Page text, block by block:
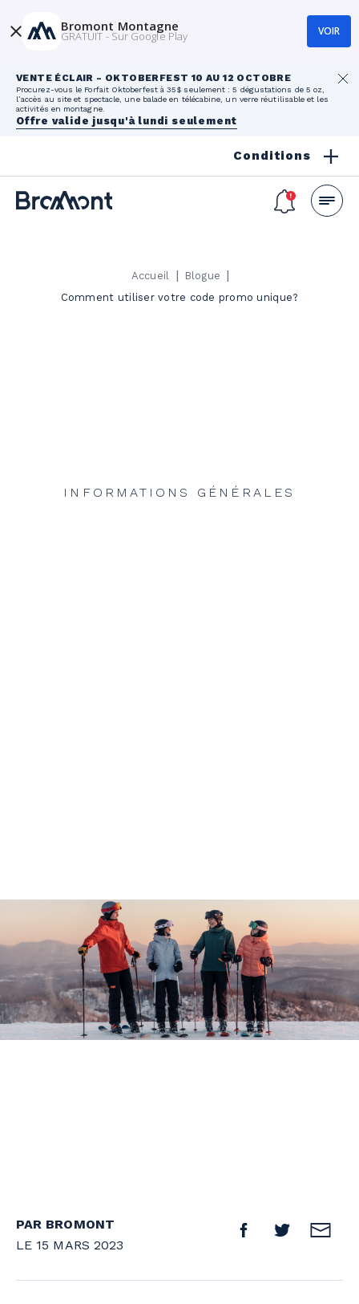
VENTE ÉCLAIR - OKTOBERFEST 10 AU 12 OCTOBRE
Procurez-vous le Forfait Oktoberfest à 35$ seulement : 5 dégustations de 5 oz,
l’accès au site et spectacle, une balade en télécabine, un verre réutilisable et les
activités en montagne.
Offre valide jusqu'à lundi seulement
Conditions
Accueil | Blogue |
Comment utiliser votre code promo unique?
INFORMATIONS GÉNÉRALES
PAR BROMONT
LE 15 MARS 2023
Bromont Montagne
GRATUIT - Sur Google Play VOIR